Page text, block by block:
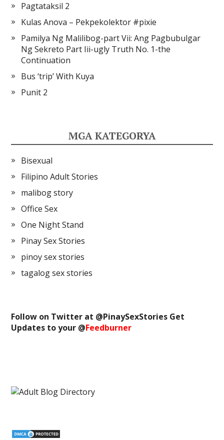
Pagtataksil 2
Kulas Anova – Pekpekolektor #pixie
Pamilya Ng Malilibog-part Vii: Ang Pagbubulgar
Ng Sekreto Part Iii-ugly Truth No. 1-the
Continuation
Bus ‘trip’ With Kuya
Punit 2
MGA KATEGORYA
Bisexual
Filipino Adult Stories
malibog story
Office Sex
One Night Stand
Pinay Sex Stories
pinoy sex stories
tagalog sex stories
Follow on Twitter at @PinaySexStories Get
Updates to your @Feedburner